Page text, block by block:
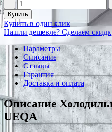
−
Купить
Купить в один клик
Нашли дешевле? Сделаем
Параметры
Описание
Отзывы
Гарантия
Доставка и оплата
Описание
UEQA